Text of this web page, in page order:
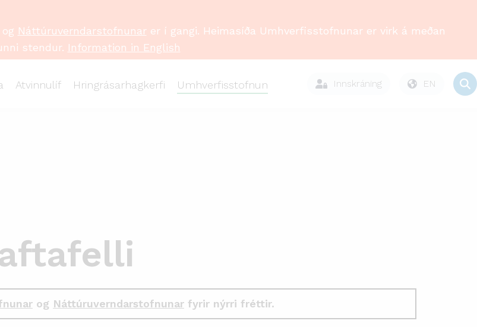
Atvinnulíf Hringrásarhagkerfi Umhverfisstofnun Innskráning EN
Náttúruverndarstofnunarer í gangi. Heimasíða Umhverfisstofnunar er virk á meðan
stendur. Information in English
og Náttúruverndarstofnunar fyrir nýrri fréttir.